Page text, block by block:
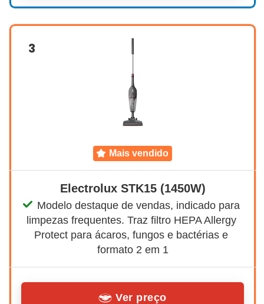
3
mais vendido
Electrolux STK15 (1450W)
Modelo destaque de vendas, indicado para
limpezas frequentes. Traz filtro HEPA Allergy
Protect para ácaros, fungos e bactérias e
formato 2 em 1
Ver preço